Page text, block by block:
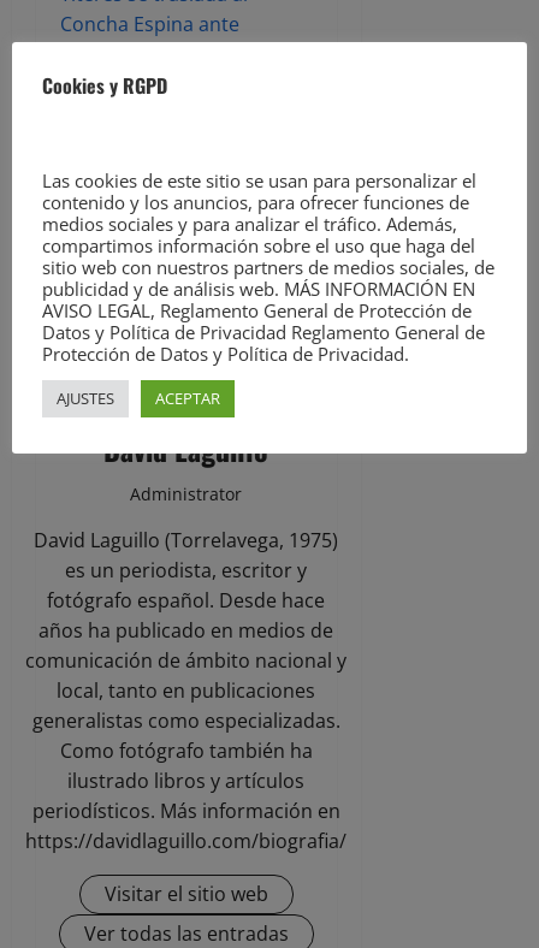
Concha Espina ante
primero en
ACERCA DEL AUTOR
David Laguillo
Administrator
David Laguillo (Torrelavega, 1975)
es un periodista, escritor y
fotógrafo español. Desde hace
años ha publicado en medios de
comunicación de ámbito nacional y
local, tanto en publicaciones
generalistas como especializadas.
Como fotógrafo también ha
ilustrado libros y artículos
periodísticos. Más información en
https://davidlaguillo.com/biografia/
Visitar el sitio web
Ver todas las entradas
Cookies y RGPD
Las cookies de este sitio se usan para personalizar el
contenido y los anuncios, para ofrecer funciones de
medios sociales y para analizar el tráfico. Además,
compartimos información sobre el uso que haga del
sitio web con nuestros partners de medios sociales, de
publicidad y de análisis web. MÁS INFORMACIÓN EN
AVISO LEGAL, Reglamento General de Protección de
Datos y Política de Privacidad Reglamento General de
Protección de Datos y Política de Privacidad.
AJUSTES ACEPTAR